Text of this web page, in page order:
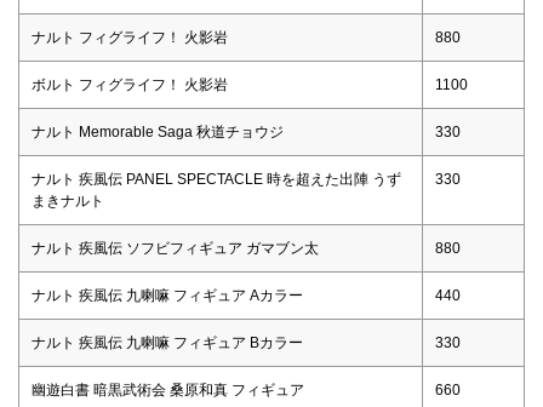
ナルト フィグライフ！ 火影岩 880
ボルト フィグライフ！ 火影岩 1100
ナルト Memorable Saga 秋道チョウジ 330
ナルト 疾風伝 PANEL SPECTACLE 時を超えた出陣 うず
まきナルト
330
ナルト 疾風伝 ソフビフィギュア ガマブン太 880
ナルト 疾風伝 九喇嘛 フィギュア Aカラー 440
ナルト 疾風伝 九喇嘛 フィギュア Bカラー 330
幽遊白書 暗黒武術会 桑原和真 フィギュア 660